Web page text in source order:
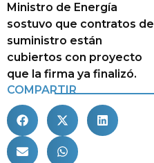
Ministro de Energía
sostuvo que contratos de
suministro están
cubiertos con proyecto
que la firma ya finalizó.
COMPARTIR